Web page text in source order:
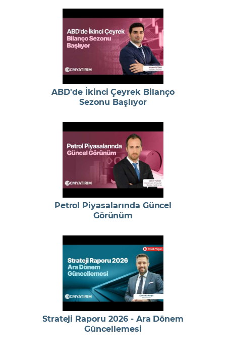
ABD'de İkinci Çeyrek Bilanço
Sezonu Başlıyor
Petrol Piyasalarında Güncel
Görünüm
Strateji Raporu 2026 - Ara Dönem
Güncellemesi